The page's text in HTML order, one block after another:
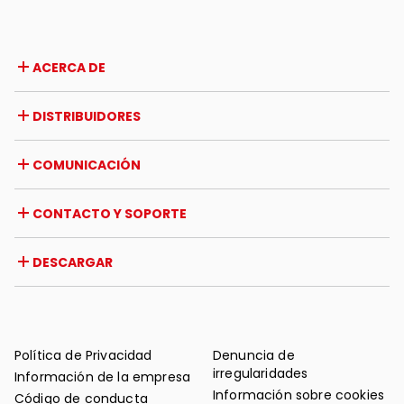
ACERCA DE
Premios y reconocimientos
Oportunidades de trabajo
Certificaciones
DISTRIBUIDORES
Extranjero
Iniciativas de distribuidores
COMUNICACIÓN
Noticias
Reseña de prensa
CONTACTO Y SOPORTE
Garantía
Soporte post-venta
DESCARGAR
Política de Privacidad
Información de la empresa
Código de conducta
Denuncia de
irregularidades
Información sobre cookies